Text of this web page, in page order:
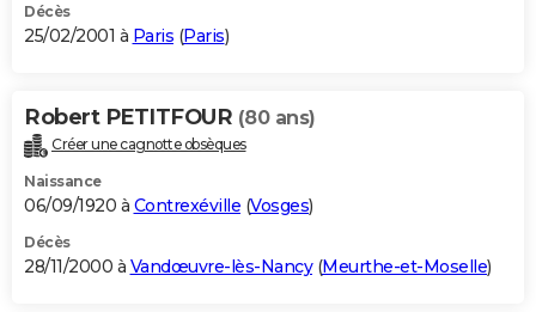
Décès
25/02/2001 à Paris (Paris)
Robert PETITFOUR (80 ans)
Créer une cagnotte obsèques
Naissance
06/09/1920 à Contrexéville (Vosges)
Décès
28/11/2000 à Vandœuvre-lès-Nancy(Meurthe-et-Moselle)